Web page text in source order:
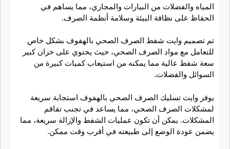
المياه والفضلات من البيارات والمجاري، مما يساهم في
الحفاظ على نظافة البيئة وسلامة أنظمة الصرف.
تم تصميم وايت شفط الصرف الصحي بالهفوف بشكل خاص
للتعامل مع مواد الصرف الصحي، حيث يحتوي على خزان كبير
سعة شفط عالية مما يمكنه من استيعاب كميات كبيرة من
السوائل والفضلات.
يوفر وايت تسليك الصرف الصحي بالهفوف استجابة سريعة
لمشكلات الصرف الصحي، مما يساعد في تجنب تفاقم
المشكلات. يمكن أن تكون عمليات الشفط والإزالة سريعة، مما
يضمن عودة الوضع إلى طبيعته في أقرب وقت ممكن.